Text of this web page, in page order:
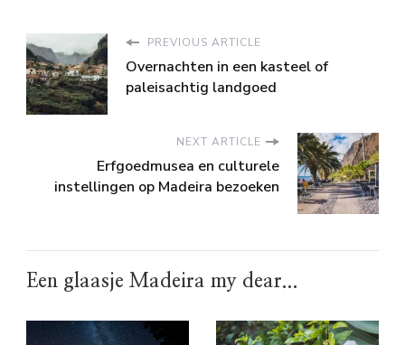
PREVIOUS ARTICLE
Overnachten in een kasteel of
paleisachtig landgoed
NEXT ARTICLE
Erfgoedmusea en culturele
instellingen op Madeira bezoeken
Een glaasje Madeira my dear...